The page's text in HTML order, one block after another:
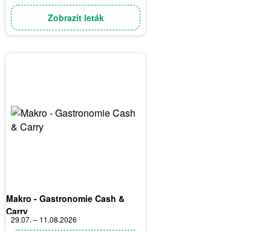
Zobrazit leták
Makro - Gastronomie Cash &
Carry
29.07. – 11.08.2026